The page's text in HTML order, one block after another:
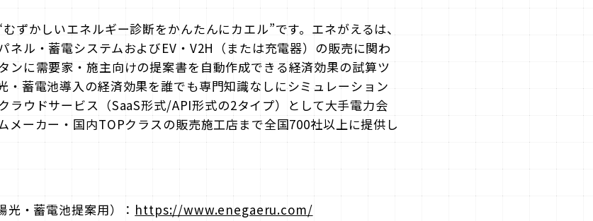
ずかしいエネルギー診断をかんたんにカエル”です。エネがえるは、
ネル・蓄電システムおよびEV・V2H（または充電器）の販売に関わ
ンに需要家・施主向けの提案書を自動作成できる経済効果の試算ツ
・蓄電池導入の経済効果を誰でも専門知識なしにシミュレーション
ラウドサービス（SaaS形式/API形式の2タイプ）として大手電力会
メーカー・国内TOPクラスの販売施工店まで全国700社以上に提供し
光・蓄電池提案用）： https://www.enegaeru.com/